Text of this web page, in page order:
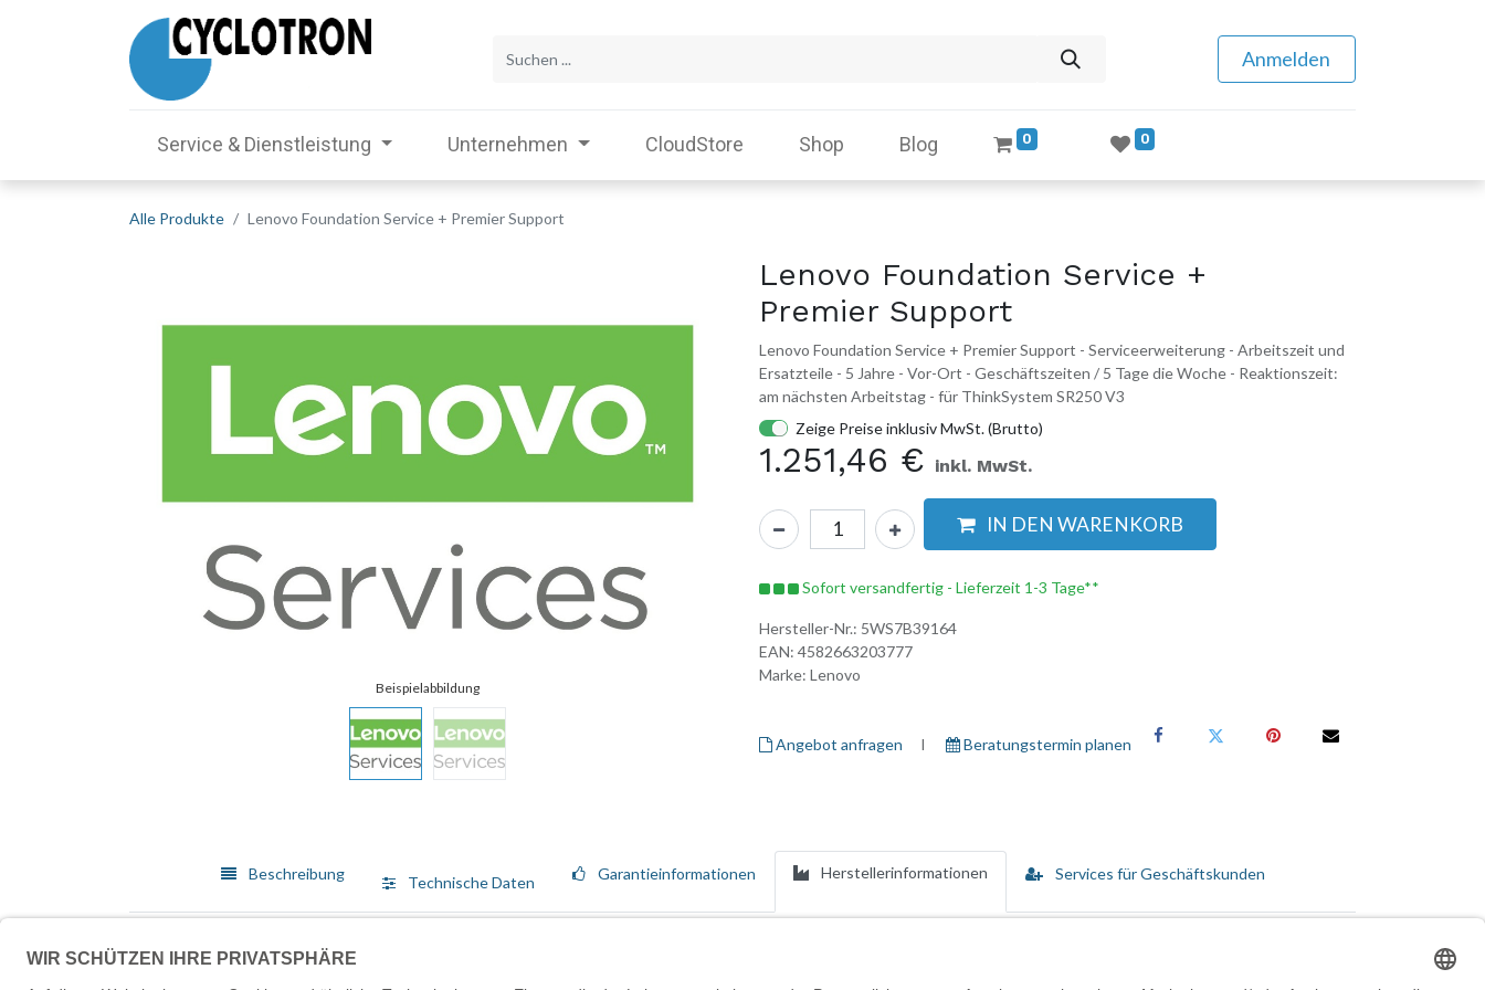
Anmelden
Service & Dienstleistung Unternehmen CloudStore Shop Blog 0 0
Alle Produkte Lenovo Foundation Service + Premier Support
Lenovo Foundation Service +
Premier Support
Lenovo Foundation Service + Premier Support - Serviceerweiterung - Arbeitszeit und
Ersatzteile - 5 Jahre - Vor-Ort - Geschäftszeiten / 5 Tage die Woche - Reaktionszeit:
am nächsten Arbeitstag - für ThinkSystem SR250 V3
Zeige Preise inklusiv MwSt. (Brutto)
1.251,46 € inkl. MwSt.
IN DEN WARENKORB
Sofort versandfertig - Lieferzeit 1-3 Tage**
Hersteller-Nr.: 5WS7B39164
EAN: 4582663203777
Marke: Lenovo
Angebot anfragen I ​ Beratungstermin planen
Beschreibung Technische Daten Garantieinformationen Herstellerinformationen Services für Geschäftskunden